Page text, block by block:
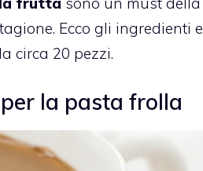
Ecco gli ingredienti
circa 20 pezzi.
la pasta frolla